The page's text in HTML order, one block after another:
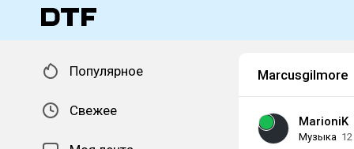
Популярное
Свежее
Marcusgilmore
MarioniK
Музыка